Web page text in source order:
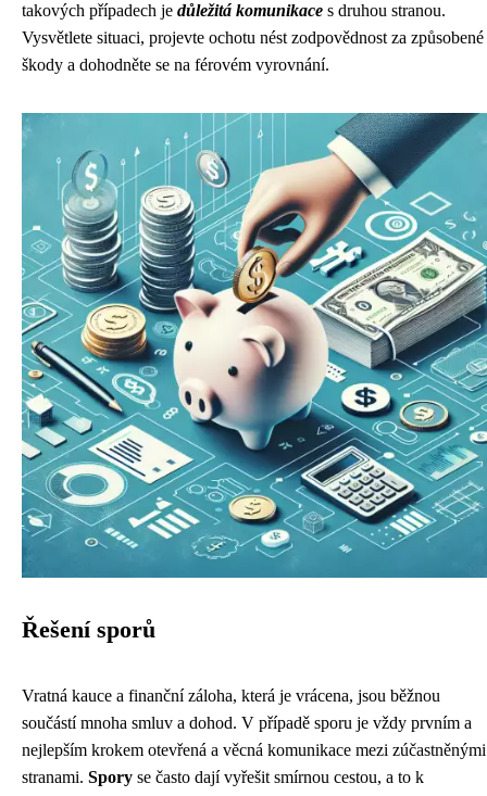
takových případech je důležitá komunikace s druhou stranou.
Vysvětlete situaci, projevte ochotu nést zodpovědnost za způsobené
škody a dohodněte se na férovém vyrovnání.
Řešení sporů
Vratná kauce a finanční záloha, která je vrácena, jsou běžnou
součástí mnoha smluv a dohod. V případě sporu je vždy prvním a
nejlepším krokem otevřená a věcná komunikace mezi zúčastněnými
stranami. Spory se často dají vyřešit smírnou cestou, a to k